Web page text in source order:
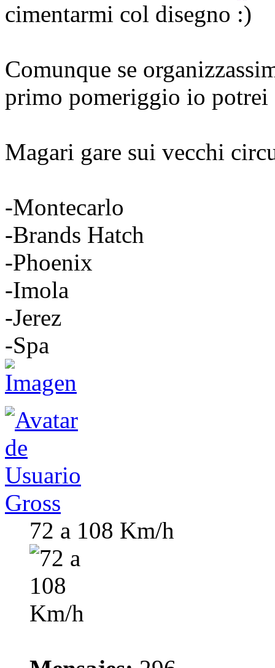
cimentarmi col disegno
Comunque se
primo pomeriggio io potrei
Magari gare sui vecchi
-Montecarlo
-Brands Hatch
-Phoenix
-Imola
-Jerez
-Spa
Gross
72 a 108 Km/h